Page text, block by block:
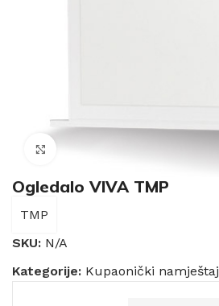
Click to enlarge
Ogledalo VIVA TMP
TMP
SKU: N/A
Kategorije: Kupaonički namještaj